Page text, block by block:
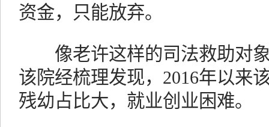
资金，只能放弃。
像老许这样的司法救助对象
该院经梳理发现，2016年以来
残幼占比大，就业创业困难。